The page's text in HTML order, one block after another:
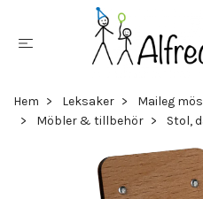
Hem Leksaker
Maileg
Möbler & tillbehör
Stol,